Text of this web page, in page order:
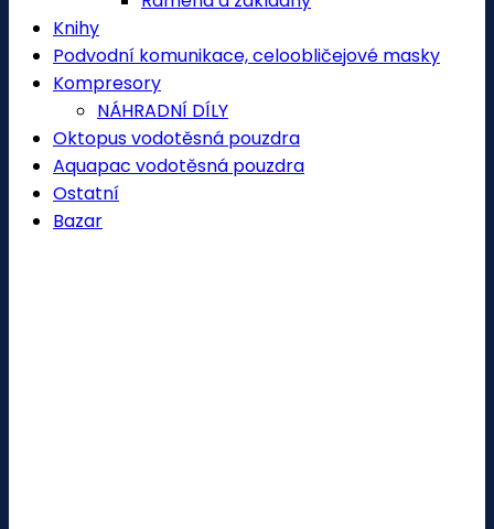
Knihy
Podvodní komunikace, celoobličejové masky
Kompresory
NÁHRADNÍ DÍLY
Oktopus vodotěsná pouzdra
Aquapac vodotěsná pouzdra
Ostatní
Bazar